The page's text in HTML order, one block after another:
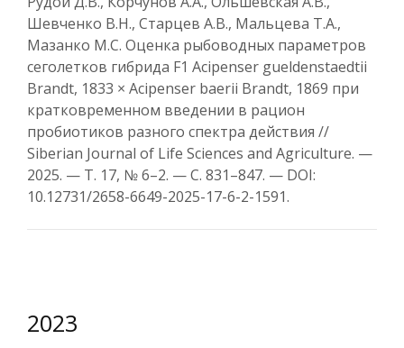
Шевченко В.Н., Старцев А.В., Мальцева Т.А.,
Мазанко М.С. Оценка рыбоводных параметров
сеголетков гибрида F1 Acipenser gueldenstaedtii
Brandt, 1833 × Acipenser baerii Brandt, 1869 при
кратковременном введении в рацион
пробиотиков разного спектра действия //
Siberian Journal of Life Sciences and Agriculture. —
2025. — Т. 17, № 6–2. — С. 831–847. — DOI:
10.12731/2658-6649-2025-17-6-2-1591.
2023